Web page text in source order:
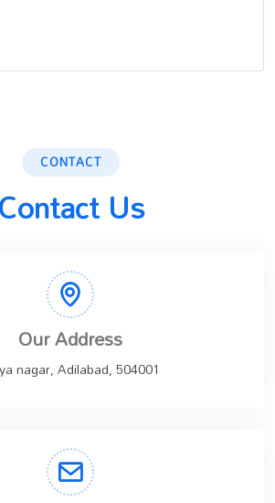
CONTACT
Contact Us
Our Address
nagar, Adilabad, 504001